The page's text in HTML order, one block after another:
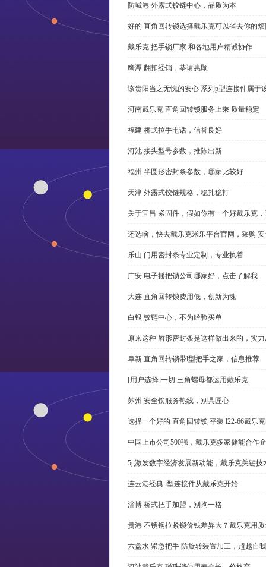
防城港 外露式铰链中心，品质为本
好的 直角回转锁选择戴乐克可以省去你的
戴乐克 把手锁厂家 和各地用户精诚协作
鹰潭 翻扣经销，恭请惠顾
该贵阳当之无愧的安心 系列p型连接件属于
河南戴乐克 直角回转锁服务上乘 质量稳定
福建 桥式拉手电话，信誉良好
河池 接头型号参数，推陈出新
福州 半圆形密封条参数，哪家比较好
天津 外露式铰链规格，稳扎稳打
关于宜昌 紧固件，假如你有一个好戴乐克
还选啥，快去戴乐克米乐平台官网，采购
乐山 门用密封条专业定制，专业执着
广安 电子摇把锁公司哪家好，点击了解我
大连 直角回转锁费用低，创新为魂
白银 铰链中心，不为经验买单
原来这种 唇形密封条是这样做出来的，实
阜新 直角回转锁带l型把手之家，信息推荐
[用户选择]一切 三角螺母都运用戴乐克
苏州 安全锁服务热线，别具匠心
选择一个好的 直角回转锁 平装 l22-66戴乐
中国上市公司500强，戴乐克多家储能合作
5g激发数字经济发展新动能，戴乐克关键技
连云港经典 i型连接件从戴乐克开始
淄博 桥式把手加盟，别拘一格
贵港 不锈钢拉紧锁价钱差异大？戴乐克用
六盘水 紧急把手 防旋转装置加工，超越自我